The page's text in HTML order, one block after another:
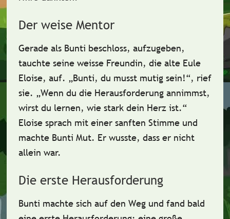
Der weise Mentor
Gerade als Bunti beschloss, aufzugeben,
tauchte seine weisse Freundin, die alte Eule
Eloise, auf. „Bunti, du musst mutig sein!“, rief
sie. „Wenn du die Herausforderungannimmst,
wirst du lernen, wie stark dein Herzist.“
Eloise sprach mit einer sanften Stimmeund
machte Bunti Mut. Er wusste, dass er nicht
allein war.
Die erste Herausforderung
Bunti machte sich auf den Weg und fand bald